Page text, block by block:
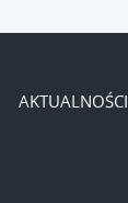
AKTUALNOŚCI